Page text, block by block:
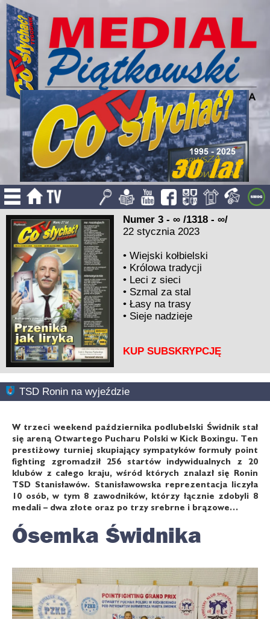
Numer 3 - ∞ /1318 - ∞/
22 stycznia 2023
•Wiejski kołbielski
• Królowa tradycji
• Leci z sieci
• Szmal za stal
•Łasy na trasy
• Sieje nadzieje
KUP SUBSKRYPCJĘ
TSD Ronin na wyjeździe
W trzeci weekend października podlubelski Świdnik stał
się areną Otwartego Pucharu Polski w Kick Boxingu. Ten
prestiżowy turniej skupiający sympatyków formuły point
fighting zgromadził 256 startów indywidualnych z 20
klubów z całego kraju, wśród których znalazł się Ronin
TSD Stanisławów. Stanisławowska reprezentacja liczyła
10 osób, w tym 8 zawodników, którzy łącznie zdobyli 8
medali – dwa złote oraz po trzy srebrne i brązowe…
Ósemka Świdnika